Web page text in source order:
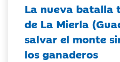
La nueva batalla
de La Mierla
salvar el monte
los ganaderos